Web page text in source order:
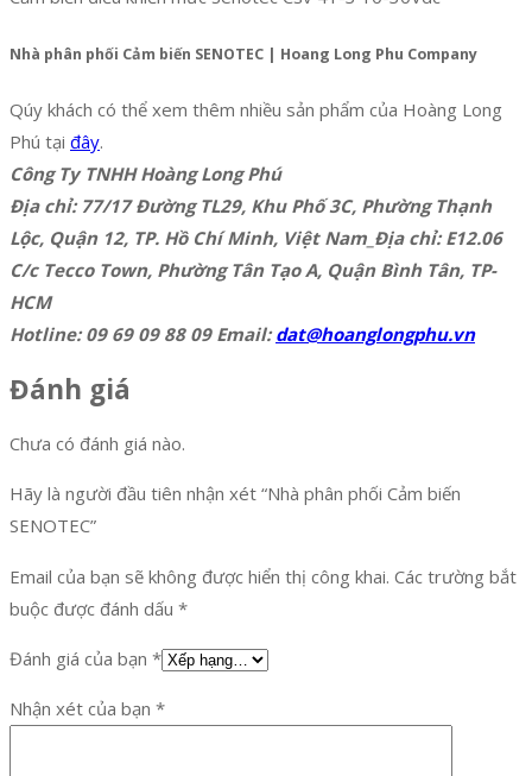
Nhà phân phối Cảm biến SENOTEC | Hoang Long Phu Company
Qúy khách có thể xem thêm nhiều sản phẩm của Hoàng Long
Phú tại đây.
Công Ty TNHH Hoàng Long Phú
Địa chỉ: 77/17 Đường TL29, Khu Phố 3C, Phường Thạnh
Lộc, Quận 12, TP. Hồ Chí Minh, Việt Nam_Địa chỉ: E12.06
C/c Tecco Town, Phường Tân Tạo A, Quận Bình Tân, TP-
HCM
Hotline: 09 69 09 88 09 Email:dat@hoanglongphu.vn
Đánh giá
Chưa có đánh giá nào.
Hãy là người đầu tiên nhận xét “Nhà phân phối Cảm biến
SENOTEC”
Email của bạn sẽ không được hiển thị công khai. Các trường bắt
buộc được đánh dấu *
Đánh giá của bạn *
Nhận xét của bạn *